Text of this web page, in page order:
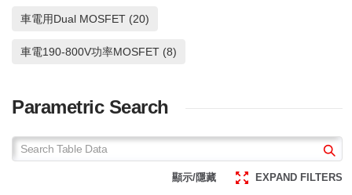
車電用Dual MOSFET (20)
車電190-800V功率MOSFET (8)
Parametric Search
顯示/隱藏 EXPAND FILTERS